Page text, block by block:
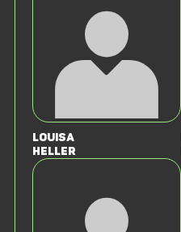
Louisa
Heller